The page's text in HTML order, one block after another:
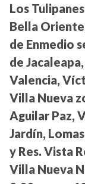
Los
Bella
de Enmedio
de
Valencia,
Villa Nueva
Aguilar Paz,
Jardín,
y Res. Vista
Villa Nueva